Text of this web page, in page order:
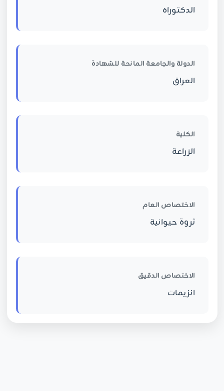
الدكتوراه
الدولة والجامعة المانحة للشهادة
العراق
الكلية
الزراعة
الاختصاص العام
ثروة حيوانية
الاختصاص الدقيق
انزيمات